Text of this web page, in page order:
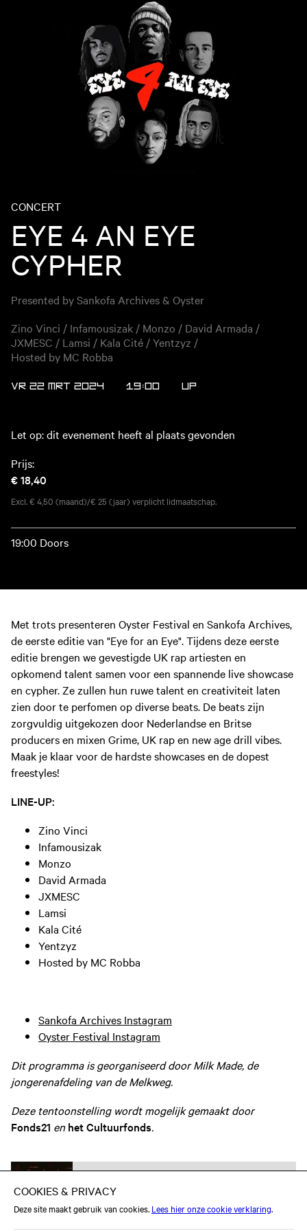
CONCERT
EYE 4 AN EYE
CYPHER
Presented by Sankofa Archives & Oyster
Zino Vinci / Infamousizak / Monzo / David Armada /
JXMESC / Lamsi / Kala Cité / Yentzyz /
Hosted by MC Robba
VR 22 MRT 2024 19:00 UP
Let op: dit evenement heeft al plaats gevonden
Prijs:
€ 18,40
Excl. € 4,50 (maand)/€ 25 (jaar) verplicht lidmaatschap.
19:00 Doors
Met trots presenteren Oyster Festival en Sankofa Archives,
de eerste editie van "Eye for an Eye". Tijdens deze eerste
editie brengen we gevestigde UK rap artiesten en
opkomend talent samen voor een spannende live showcase
en cypher. Ze zullen hun ruwe talent en creativiteit laten
zien door te perfomen op diverse beats. De beats zijn
zorgvuldig uitgekozen door Nederlandse en Britse
producers en mixen Grime, UK rap en new age drill vibes.
Maak je klaar voor de hardste showcases en de dopest
freestyles!
LINE-UP:
Zino Vinci
Infamousizak
Monzo
David Armada
JXMESC
Lamsi
Kala Cité
Yentzyz
Hosted by MC Robba
Sankofa Archives Instagram
Oyster Festival Instagram
Dit programma is georganiseerd door Milk Made, de
jongerenafdeling van de Melkweg.
Deze tentoonstelling wordt mogelijk gemaakt door
Fonds21 en het Cultuurfonds.
Onderdeel van
Hiphop